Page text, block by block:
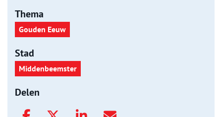
Thema
Gouden Eeuw
Stad
Middenbeemster
Delen